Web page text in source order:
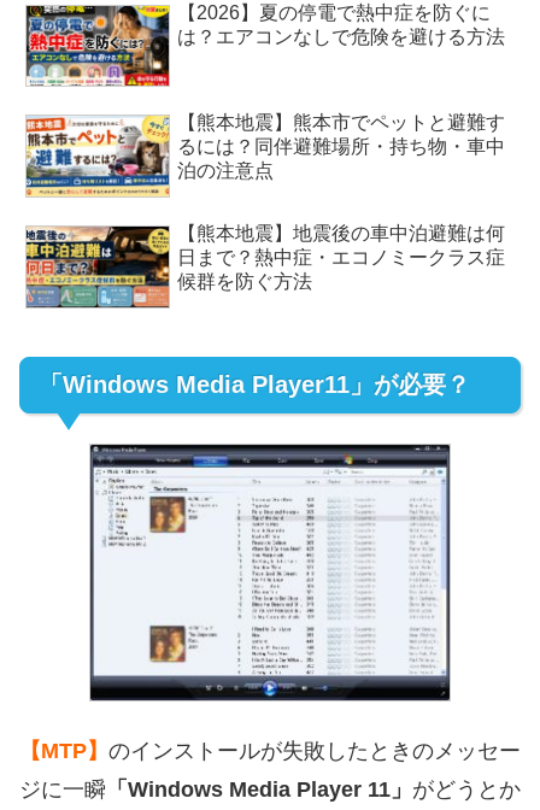
【2026】夏の停電で熱中症を防ぐに
は？エアコンなしで危険を避ける方法
【熊本地震】熊本市でペットと避難す
るには？同伴避難場所・持ち物・車中
泊の注意点
【熊本地震】地震後の車中泊避難は何
日まで？熱中症・エコノミークラス症
候群を防ぐ方法
「Windows Media Player11」が必要？
【MTP】 のインストールが失敗したときのメッセー
ジに一瞬 「Windows Media Player 11」 がどうとか